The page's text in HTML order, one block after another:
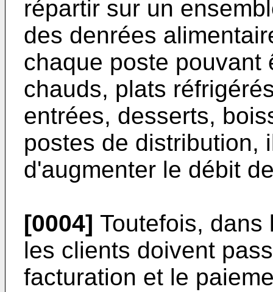
répartir sur un
des denrées
chaque poste pouvant
chauds, plats
entrées, desserts,
postes de distribution,
d'augmenter le débit
[0004] Toutefois, dans
les clients doivent
facturation et le